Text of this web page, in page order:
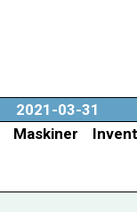
2021-03-31
Maskiner